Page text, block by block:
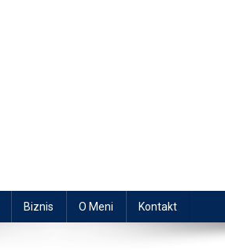
Biznis O Meni Kontakt